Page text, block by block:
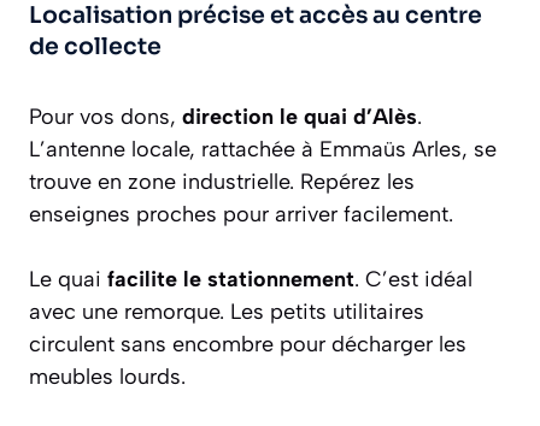
Localisation précise et accès au centre
de collecte
Pour vos dons, direction le quai d’Alès.
L’antenne locale, rattachée à Emmaüs Arles, se
trouve en zone industrielle. Repérez les
enseignes proches pour arriver facilement.
Le quai facilite le stationnement. C’est idéal
avec une remorque. Les petits utilitaires
circulent sans encombre pour décharger les
meubles lourds.